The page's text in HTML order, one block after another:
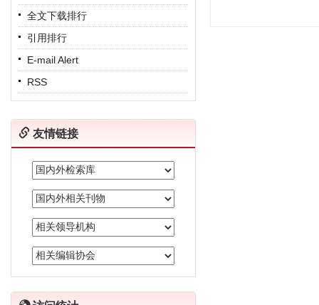
全文下载排行
引用排行
E-mail Alert
RSS
友情链接